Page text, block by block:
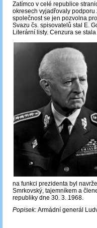
Zatímco v celé republice
okresech vyjadřovaly
společnost se jen pozvolna
Svazu čs. spisovatelů stal E.
Literární listy. Cenzura se
na funkci prezidenta byl
Smrkovský, tajemníkem a
republiky dne 30. 3. 1968.
Popisek: Armádní generál